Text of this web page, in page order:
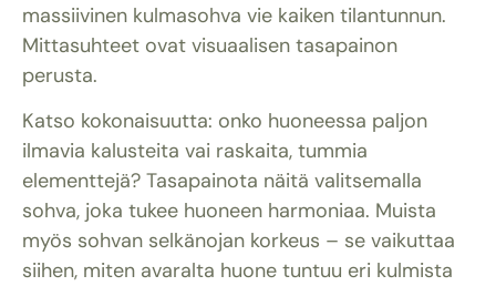
massiivinen kulmasohva vie kaiken tilantunnun.
Mittasuhteet ovat visuaalisen tasapainon
perusta.
Katso kokonaisuutta: onko huoneessa paljon
ilmavia kalusteita vai raskaita, tummia
elementtejä? Tasapainota näitä valitsemalla
sohva, joka tukee huoneen harmoniaa. Muista
myös sohvan selkänojan korkeus – se vaikuttaa
siihen, miten avaralta huone tuntuu eri kulmista